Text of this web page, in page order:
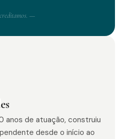
—
anos de atuação, construiu
desde o início ao